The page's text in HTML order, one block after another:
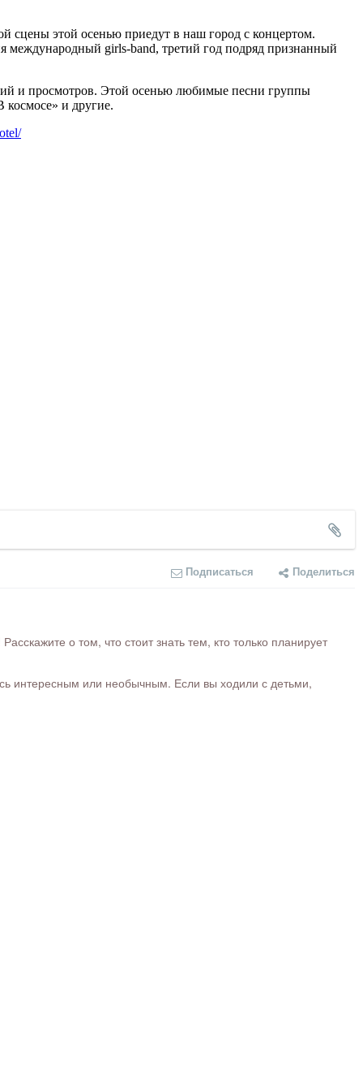
сцены этой осенью приедут в наш город с концертом.
girls-band, третий год подряд признанный
и просмотров. Этой осенью любимые песни группы
и другие.
Подписаться Поделиться
о том, что стоит знать тем, кто только планирует
интересным или необычным. Если вы ходили с детьми,